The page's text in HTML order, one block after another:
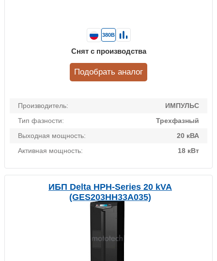
Производитель:
ИМПУЛЬС
Тип фазности:
Трехфазный
Выходная мощность:
20 кВА
Активная мощность:
18 кВт
380В
Снят с производства
Подобрать аналог
ИБП Delta HPH-Series 20 kVA
(GES203HH33A035)